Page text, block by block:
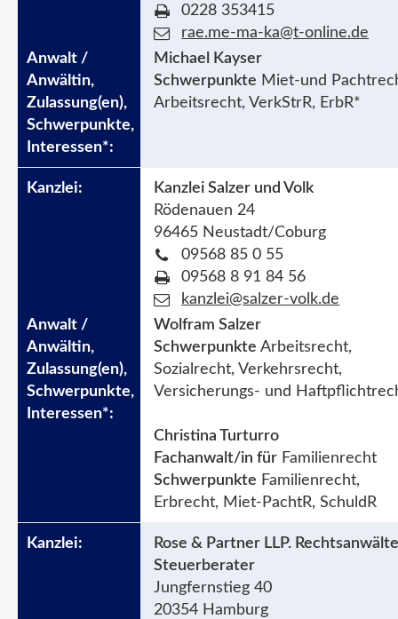
0228 353415
rae.me-ma-ka@t-online.de
Michael Kayser
Schwerpunkte Miet-und
Arbeitsrecht, VerkStrR, ErbR*
Kanzlei Salzer und Volk
Rödenauen 24
96465 Neustadt/Coburg
09568 85 0 55
09568 8 91 84 56
kanzlei@salzer-volk.de
Wolfram Salzer
Schwerpunkte Arbeitsrecht,
Sozialrecht, Verkehrsrecht,
Versicherungs- und
Christina Turturro
Fachanwalt/in für Familienrecht
Schwerpunkte Familienrecht,
Erbrecht, Miet-PachtR, SchuldR
Rose & Partner LLP.
Steuerberater
Jungfernstieg 40
20354 Hamburg